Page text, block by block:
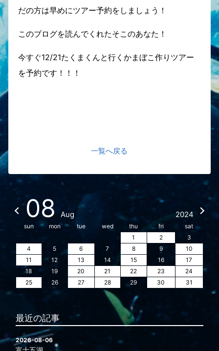
だの方は早めにツアー予約をしましょう！
このブログを読んでくれたそこのあなた！
今すぐ12/21たくまくんと行くかまぼこ作りツアー
を予約です！！！
一覧へ戻る
08 Aug 2024
sun mon tue wed thu fri
sat
1
2
3
4
5 6 7 8 9
10
11
12 13 14 15 16
17
18
19 20 21 22 23
24
25
26 27 28 29 30 31
最近の記事
2026-08-06